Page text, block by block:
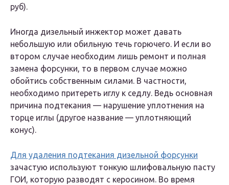
руб).
Иногда дизельный инжектор может давать
небольшую или обильную течь горючего. И если во
втором случае необходим лишь ремонт и полная
замена форсунки, то в первом случае можно
обойтись собственным силами. В частности,
необходимо притереть иглу к седлу. Ведь основная
причина подтекания — нарушение уплотнения на
торце иглы (другое название — уплотняющий
конус).
Для удаления подтекания дизельной форсунки
зачастую используют тонкую шлифовальную пасту
ГОИ, которую разводят с керосином. Во время